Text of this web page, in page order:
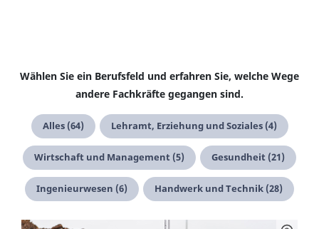
Wählen Sie ein Berufsfeld und erfahren Sie, welche Wege
andere Fachkräfte gegangen sind.
Alles (64) Lehramt, Erziehung und Soziales (4)
Wirtschaft und Management (5) Gesundheit (21)
Ingenieurwesen (6) Handwerk und Technik (28)